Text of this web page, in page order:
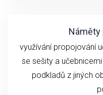
Náměty
využívání propojování
se sešity a
podkladů z jiných